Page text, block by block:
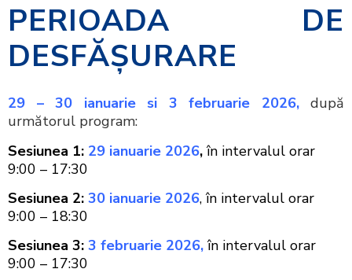
PERIOADA DE
DESFĂŞURARE
29 – 30 ianuarie si 3 februarie 2026, după
următorul program:
Sesiunea 1: 29 ianuarie 2026, în intervalul orar
9:00 – 17:30
Sesiunea 2: 30 ianuarie 2026, în intervalul orar
9:00 – 18:30
Sesiunea 3: 3 februarie 2026, în intervalul orar
9:00 – 17:30